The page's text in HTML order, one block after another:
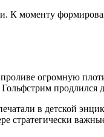
К моменту
огромную
продлился
в детской